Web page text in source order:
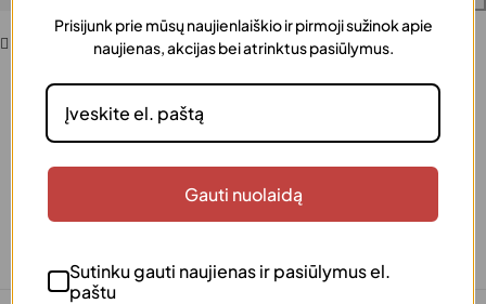
Pridėti į norų sąrašą
Greitas pristatymas
Dovanos pakavimas
Šią prekę galima supakuoti kaip dovaną
Šimtai patenkintų klientų
Prisijunk prie mūsų naujienlaiškio ir pirmoji sužinok apie
naujienas, akcijas bei atrinktus pasiūlymus.
Gauti nuolaidą
Sutinku gauti naujienas ir pasiūlymus el.
paštu